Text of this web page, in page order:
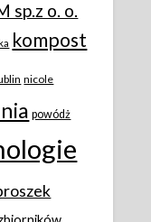
sp.z o. o.
kompost
nicole
powódż